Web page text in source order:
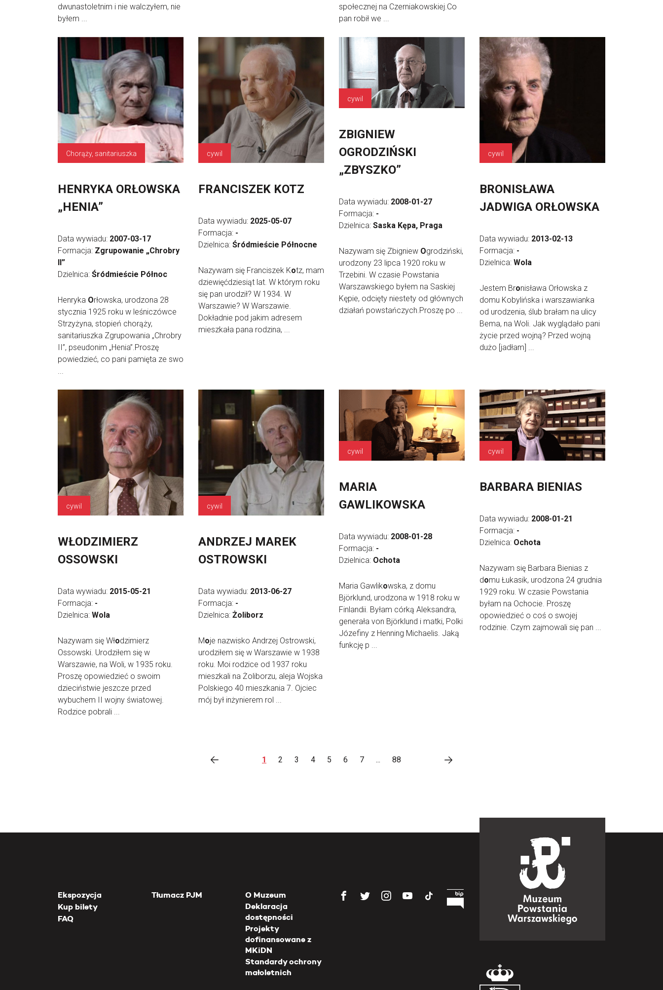
dwunastoletnim i nie walczyłem, nie
byłem ...
społecznej na Czerniakowskiej.Co
pan robił we ...
Chorąży, sanitariuszka
HENRYKA ORŁOWSKA
„HENIA”
Data wywiadu: 2007-03-17
Formacja: Zgrupowanie „Chrobry
II”
Dzielnica: Śródmieście Północ
Henryka Orłowska, urodzona 28
stycznia 1925 roku w leśniczówce
Strzyżyna, stopień chorąży,
sanitariuszka Zgrupowania „Chrobry
II”, pseudonim „Henia”.Proszę
powiedzieć, co pani pamięta ze swo
...
cywil
FRANCISZEK KOTZ
Data wywiadu: 2025-05-07
Formacja: -
Dzielnica: Śródmieście Północne
Nazywam się Franciszek Kotz, mam
dziewięćdziesiąt lat. W którym roku
się pan urodził? W 1934. W
Warszawie? W Warszawie.
Dokładnie pod jakim adresem
mieszkała pana rodzina, ...
cywil
ZBIGNIEW
OGRODZIŃSKI
„ZBYSZKO”
Data wywiadu: 2008-01-27
Formacja: -
Dzielnica: Saska Kępa, Praga
Nazywam się Zbigniew Ogrodziński,
urodzony 23 lipca 1920 roku w
Trzebini. W czasie Powstania
Warszawskiego byłem na Saskiej
Kępie, odcięty niestety od głównych
działań powstańczych.Proszę po ...
cywil
BRONISŁAWA
JADWIGA ORŁOWSKA
Data wywiadu: 2013-02-13
Formacja: -
Dzielnica: Wola
Jestem Bronisława Orłowska z
domu Kobylińska i warszawianka
od urodzenia, ślub brałam na ulicy
Bema, na Woli. Jak wyglądało pani
życie przed wojną? Przed wojną
dużo [jadłam] ...
cywil
WŁODZIMIERZ
OSSOWSKI
Data wywiadu: 2015-05-21
Formacja: -
Dzielnica: Wola
Nazywam się Włodzimierz
Ossowski. Urodziłem się w
Warszawie, na Woli, w 1935 roku.
Proszę opowiedzieć o swoim
dzieciństwie jeszcze przed
wybuchem II wojny światowej.
Rodzice pobrali ...
cywil
ANDRZEJ MAREK
OSTROWSKI
Data wywiadu: 2013-06-27
Formacja: -
Dzielnica: Żoliborz
Moje nazwisko Andrzej Ostrowski,
urodziłem się w Warszawie w 1938
roku. Moi rodzice od 1937 roku
mieszkali na Żoliborzu, aleja Wojska
Polskiego 40 mieszkania 7. Ojciec
mój był inżynierem rol ...
cywil
MARIA
GAWLIKOWSKA
Data wywiadu: 2008-01-28
Formacja: -
Dzielnica: Ochota
Maria Gawlikowska, z domu
Björklund, urodzona w 1918 roku w
Finlandii. Byłam córką Aleksandra,
generała von Björklund i matki, Polki
Józefiny z Henning Michaelis. Jaką
funkcję p ...
cywil
BARBARA BIENIAS
Data wywiadu: 2008-01-21
Formacja: -
Dzielnica: Ochota
Nazywam się Barbara Bienias z
domu Łukasik, urodzona 24 grudnia
1929 roku. W czasie Powstania
byłam na Ochocie. Proszę
opowiedzieć o coś o swojej
rodzinie. Czym zajmowali się pan ...
1 2 3 4 5 6 7 ... 88
Ekspozycja
Kup bilety
FAQ
Tłumacz PJM
O Muzeum
Deklaracja
dostępności
Projekty
dofinansowane z
MKiDN
Standardy ochrony
małoletnich